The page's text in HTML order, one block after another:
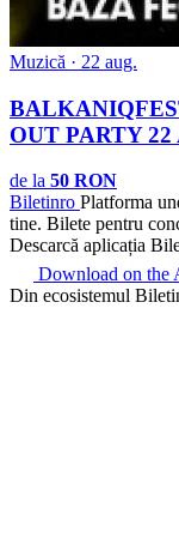
Muzică · 22 aug.
OUT PARTY 22
de la 50 RON
Biletinro Platforma
tine. Bilete pentru
Descarcă aplicația
Download on the
Din ecosistemul